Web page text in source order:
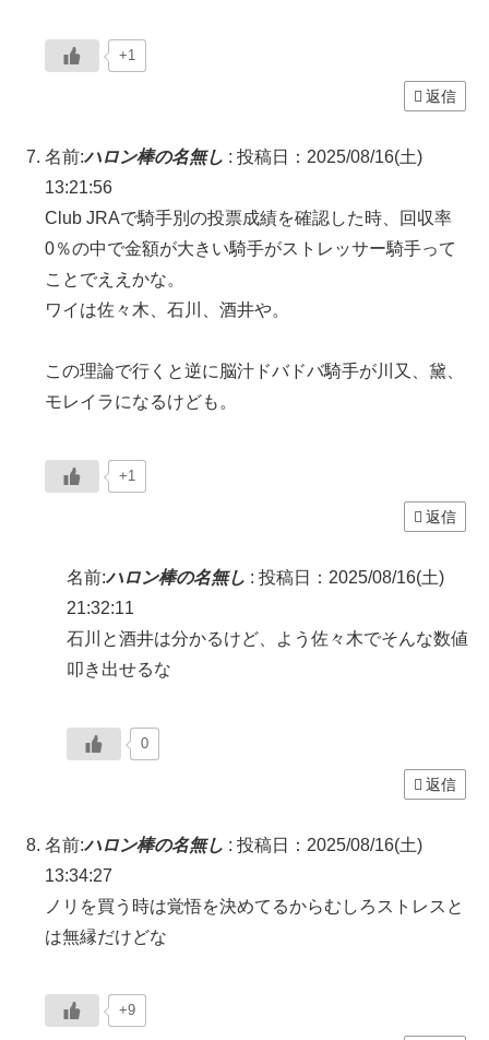
+1
返信
名前:ハロン棒の名無し : 投稿日：2025/08/16(土)
13:21:56
Club JRAで騎手別の投票成績を確認した時、回収率
0％の中で金額が大きい騎手がストレッサー騎手って
ことでええかな。
ワイは佐々木、石川、酒井や。
この理論で行くと逆に脳汁ドバドバ騎手が川又、黛、
モレイラになるけども。
+1
返信
名前:ハロン棒の名無し : 投稿日：2025/08/16(土)
21:32:11
石川と酒井は分かるけど、よう佐々木でそんな数値
叩き出せるな
0
返信
名前:ハロン棒の名無し : 投稿日：2025/08/16(土)
13:34:27
ノリを買う時は覚悟を決めてるからむしろストレスと
は無縁だけどな
+9